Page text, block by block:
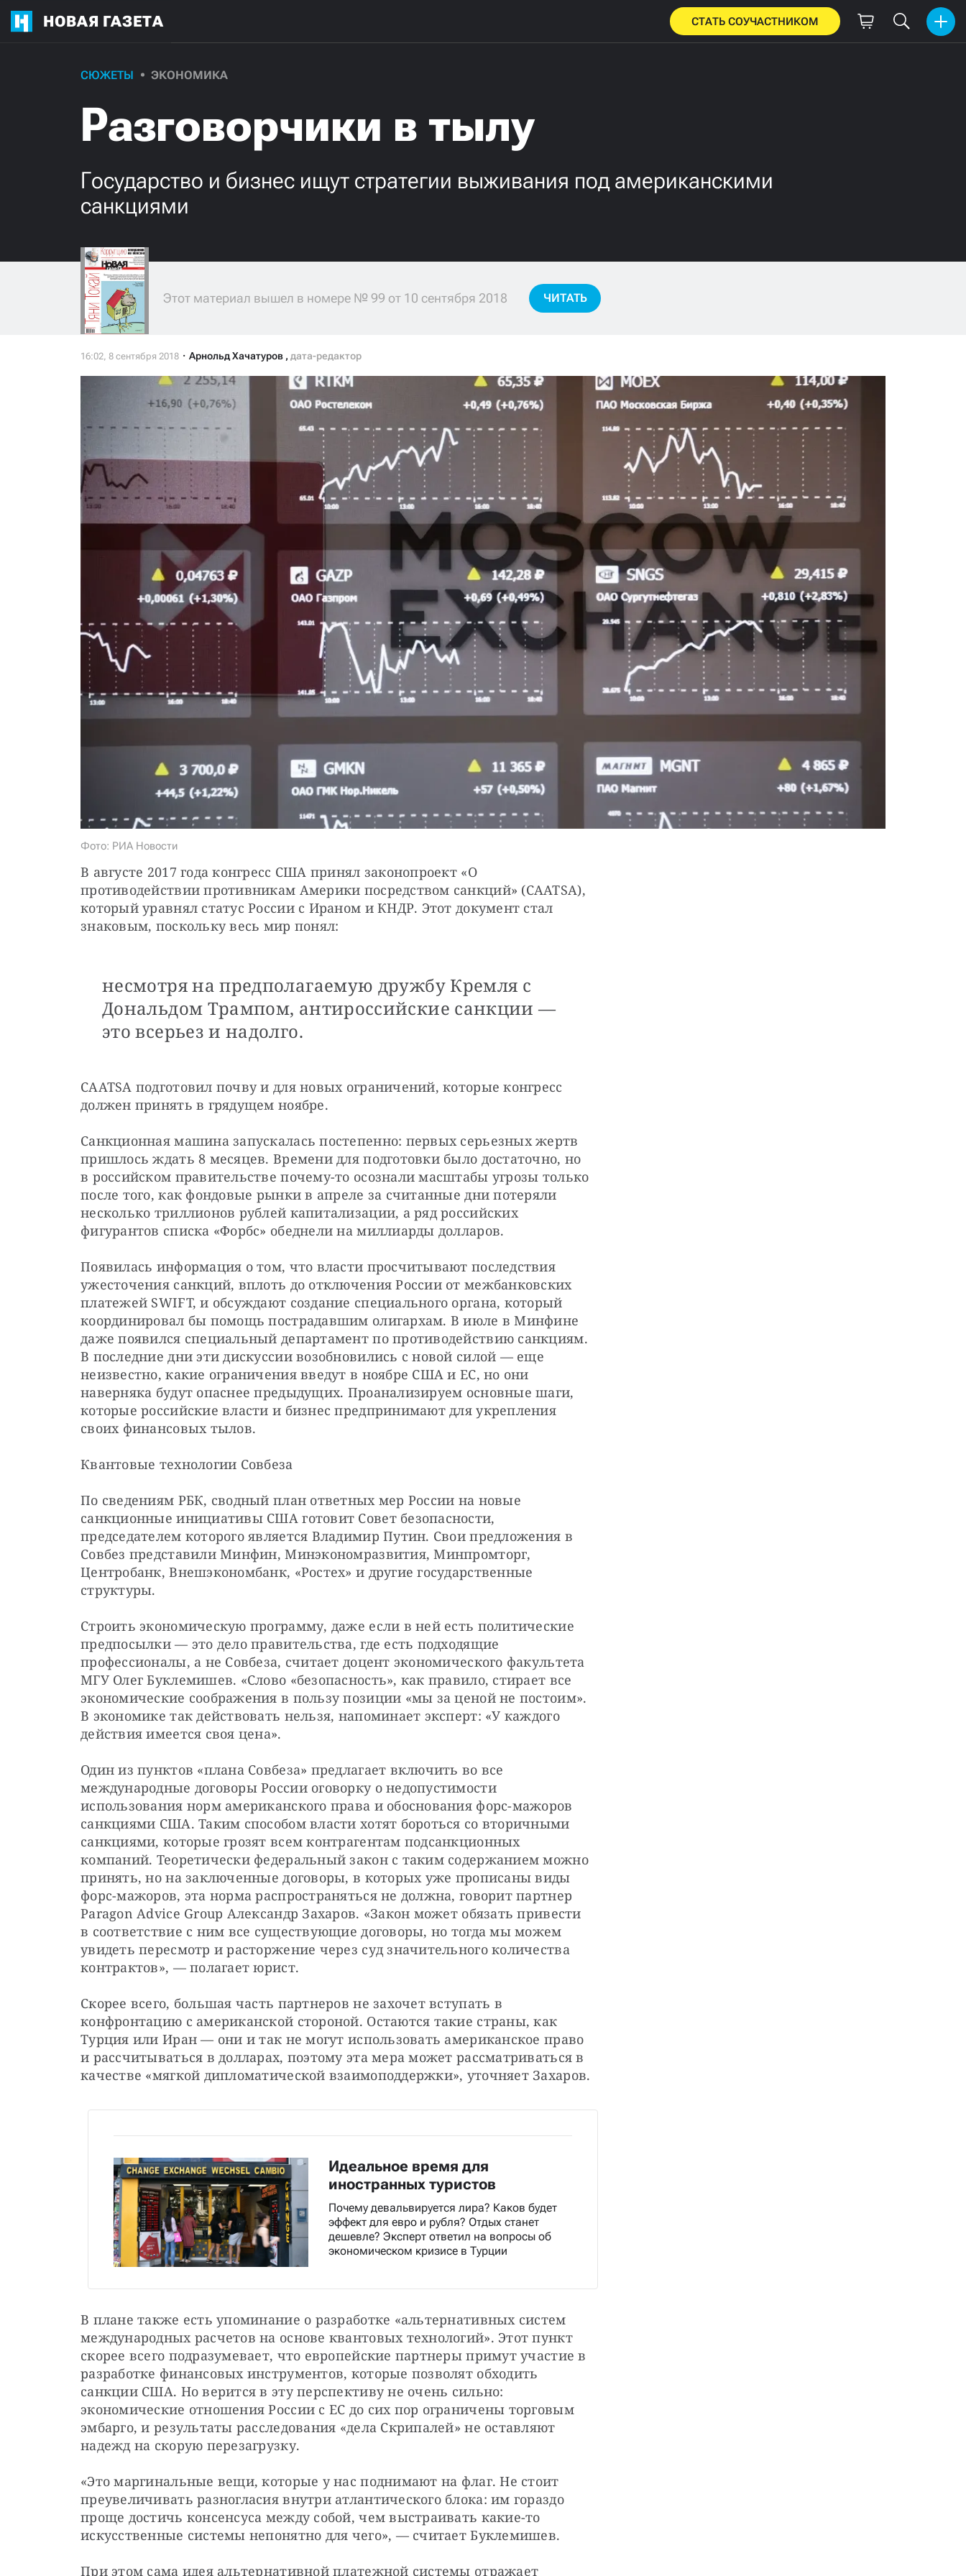
НОВАЯ ГАЗЕТА СТАТЬ СОУЧАСТНИКОМ
СЮЖЕТЫ ЭКОНОМИКА
Разговорчики в тылу
Государство и бизнес ищут стратегии выживания под американскими
санкциями
Этот материал вышел в номере № 99 от 10 сентября 2018 ЧИТАТЬ
Арнольд Хачатуров , дата-редактор
Фото: РИА Новости
В августе 2017 года конгресс США принял законопроект «О
противодействии противникам Америки посредством санкций» (CAATSA),
который уравнял статус России с Ираном и КНДР. Этот документ стал
знаковым, поскольку весь мир понял:
несмотря на предполагаемую дружбу Кремля с
Дональдом Трампом, антироссийские санкции —
это всерьез и надолго.
CAATSA подготовил почву и для новых ограничений, которые конгресс
должен принять в грядущем ноябре.
Санкционная машина запускалась постепенно: первых серьезных жертв
пришлось ждать 8 месяцев. Времени для подготовки было достаточно, но
в российском правительстве почему-то осознали масштабы угрозы только
после того, как фондовые рынки в апреле за считанные дни потеряли
несколько триллионов рублей капитализации, а ряд российских
фигурантов списка «Форбс» обеднели на миллиарды долларов.
Появилась информация о том, что власти просчитывают последствия
ужесточения санкций, вплоть до отключения России от межбанковских
платежей SWIFT, и обсуждают создание специального органа, который
координировал бы помощь пострадавшим олигархам. В июле в Минфине
даже появился специальный департамент по противодействию санкциям.
В последние дни эти дискуссии возобновились с новой силой — еще
неизвестно, какие ограничения введут в ноябре США и ЕС, но они
наверняка будут опаснее предыдущих. Проанализируем основные шаги,
которые российские власти и бизнес предпринимают для укрепления
своих финансовых тылов.
Квантовые технологии Совбеза
По сведениям РБК, сводный план ответных мер России на новые
санкционные инициативы США готовит Совет безопасности,
председателем которого является Владимир Путин. Свои предложения в
Совбез представили Минфин, Минэкономразвития, Минпромторг,
Центробанк, Внешэкономбанк, «Ростех» и другие государственные
структуры.
Строить экономическую программу, даже если в ней есть политические
предпосылки — это дело правительства, где есть подходящие
профессионалы, а не Совбеза, считает доцент экономического факультета
МГУ Олег Буклемишев. «Слово «безопасность», как правило, стирает все
экономические соображения в пользу позиции «мы за ценой не постоим».
В экономике так действовать нельзя, напоминает эксперт: «У каждого
действия имеется своя цена».
Один из пунктов «плана Совбеза» предлагает включить во все
международные договоры России оговорку о недопустимости
использования норм американского права и обоснования форс-мажоров
санкциями США. Таким способом власти хотят бороться со вторичными
санкциями, которые грозят всем контрагентам подсанкционных
компаний. Теоретически федеральный закон с таким содержанием можно
принять, но на заключенные договоры, в которых уже прописаны виды
форс-мажоров, эта норма распространяться не должна, говорит партнер
Paragon Advice Group Александр Захаров. «Закон может обязать привести
в соответствие с ним все существующие договоры, но тогда мы можем
увидеть пересмотр и расторжение через суд значительного количества
контрактов», — полагает юрист.
Скорее всего, большая часть партнеров не захочет вступать в
конфронтацию с американской стороной. Остаются такие страны, как
Турция или Иран — они и так не могут использовать американское право
и рассчитываться в долларах, поэтому эта мера может рассматриваться в
качестве «мягкой дипломатической взаимоподдержки», уточняет Захаров.
Идеальное время для
иностранных туристов
Почему девальвируется лира? Каков будет
эффект для евро и рубля? Отдых станет
дешевле? Эксперт ответил на вопросы об
экономическом кризисе в Турции
В плане также есть упоминание о разработке «альтернативных систем
международных расчетов на основе квантовых технологий». Этот пункт
скорее всего подразумевает, что европейские партнеры примут участие в
разработке финансовых инструментов, которые позволят обходить
санкции США. Но верится в эту перспективу не очень сильно:
экономические отношения России с ЕС до сих пор ограничены торговым
эмбарго, и результаты расследования «дела Скрипалей» не оставляют
надежд на скорую перезагрузку.
«Это маргинальные вещи, которые у нас поднимают на флаг. Не стоит
преувеличивать разногласия внутри атлантического блока: им гораздо
проще достичь консенсуса между собой, чем выстраивать какие-то
искусственные системы непонятно для чего», — считает Буклемишев.
При этом сама идея альтернативной платежной системы отражает